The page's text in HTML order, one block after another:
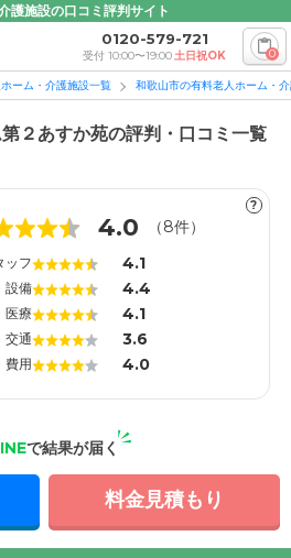
護施設の口コミ評判サイト
0120-579-721
受付 10:00〜19:00土日祝OK 0
ーム・介護施設一覧 和歌山市の有料老人ホーム・
２あすか苑の評判・口コミ一覧
?
4.0 （8件）
ッフ 4.1
設備 4.4
医療 4.1
交通 3.6
費用 4.0
で結果が届く
料金見積もり